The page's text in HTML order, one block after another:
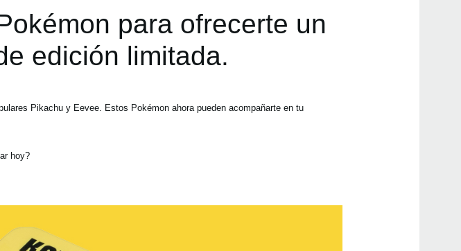
para ofrecerte un
edición limitada.
Pikachu y Eevee. Estos Pokémon ahora pueden acompañarte en tu
hoy?